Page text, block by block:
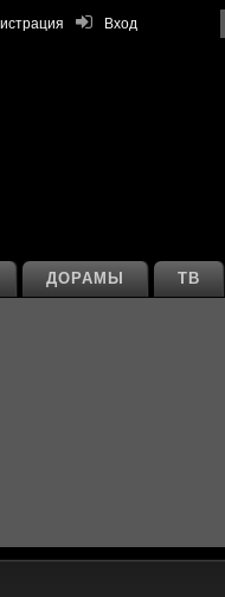
Вход
ТВ
ДОРАМЫ